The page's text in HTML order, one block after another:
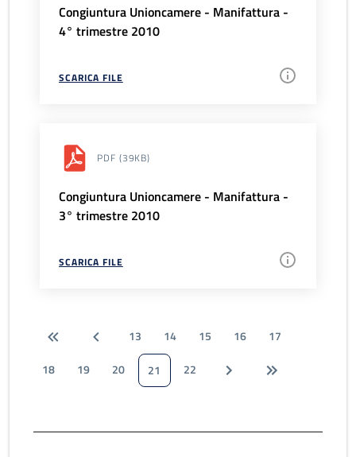
Congiuntura Unioncamere - Manifattura -
4° trimestre 2010
SCARICA FILE
PDF (39KB)
Congiuntura Unioncamere - Manifattura -
3° trimestre 2010
SCARICA FILE
13 14 15 16
17
18
19 20 21 22